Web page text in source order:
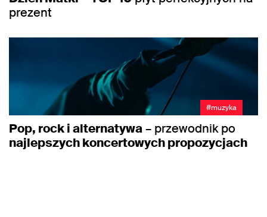
prezent
#muzyka
Pop, rock i alternatywa– przewodnik po
najlepszych koncertowych propozycjach